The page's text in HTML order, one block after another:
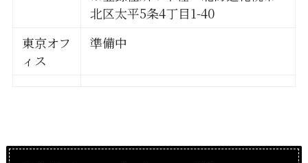
北区太平5条4丁目1-40
東京オフ
ィス
準備中